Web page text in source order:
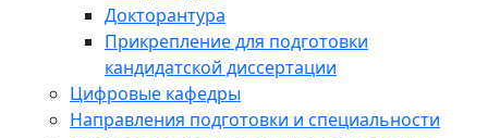
Докторантура
Прикрепление для подготовки
кандидатской диссертации
Цифровые кафедры
Направления подготовки и специальности